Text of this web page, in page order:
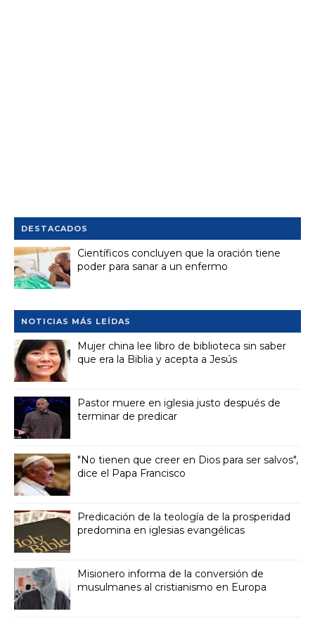
DESTACADOS
Científicos concluyen que la oración tiene
poder para sanar a un enfermo
NOTICIAS MÁS LEÍDAS
Mujer china lee libro de biblioteca sin saber
que era la Biblia y acepta a Jesús
Pastor muere en iglesia justo después de
terminar de predicar
"No tienen que creer en Dios para ser salvos",
dice el Papa Francisco
Predicación de la teología de la prosperidad
predomina en iglesias evangélicas
Misionero informa de la conversión de
musulmanes al cristianismo en Europa